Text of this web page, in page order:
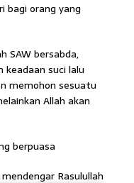
bagi orang yang
SAW bersabda,
keadaan suci lalu
memohon sesuatu
Allah akan
berpuasa
Rasulullah